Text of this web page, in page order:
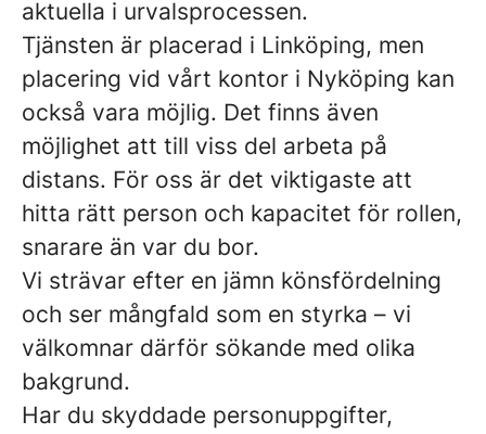
aktuella i urvalsprocessen.
Tjänsten är placerad i Linköping, men
placering vid vårt kontor i Nyköping kan
också vara möjlig. Det finns även
möjlighet att till viss del arbeta på
distans. För oss är det viktigaste att
hitta rätt person och kapacitet för rollen,
snarare än var du bor.
Vi strävar efter en jämn könsfördelning
och ser mångfald som en styrka – vi
välkomnar därför sökande med olika
bakgrund.
Har du skyddade personuppgifter,